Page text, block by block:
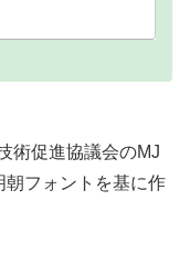
術促進協議会のMJ
朝フォントを基に作